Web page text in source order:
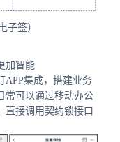
子签）
加智能
APP集成，搭建业务
常可以通过移动办公
直接调用契约锁接口